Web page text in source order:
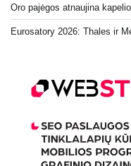
Oro pajėgos atnaujina
Eurosatory 2026: Thales ir